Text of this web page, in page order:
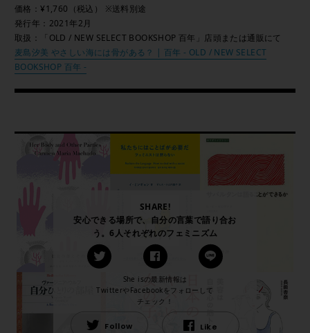
価格：¥1,760（税込） ※送料別途
発行年：2021年2月
取扱：「OLD / NEW SELECT BOOKSHOP 百年」店頭または通販にて
麦島汐美 やさしい海には骨がある？ | 百年 - OLD / NEW SELECT
BOOKSHOP 百年 -
SHARE!
安心できる場所で、自分の言葉で語り合お
う。6人それぞれのフェミニズム
She isの最新情報は
TwitterやFacebookをフォローして
チェック！
Follow Like